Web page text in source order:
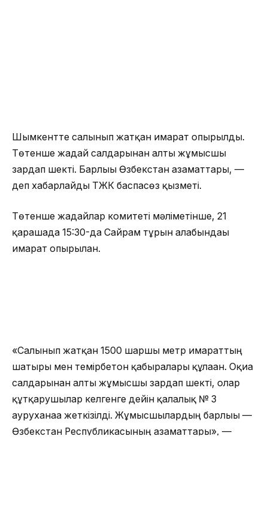
Шымкентте салынып жатқан ғимарат опырылды.
Төтенше жағдай салдарынан алты жұмысшы
зардап шекті. Барлығы Өзбекстан азаматтары, —
деп хабарлайды ТЖК баспасөз қызметі.
Төтенше жағдайлар комитеті мәліметінше, 21
қарашада 15:30-да Сайрам тұрғын алабындағы
ғимарат опырылған.
«Салынып жатқан 1500 шаршы метр ғимараттың
шатыры мен темірбетон қабырғалары құлаған. Оқиға
салдарынан алты жұмысшы зардап шекті, олар
құтқарушылар келгенге дейін қалалық № 3
ауруханаға жеткізілді. Жұмысшылардың барлығы —
Өзбекстан Республикасының азаматтары», —